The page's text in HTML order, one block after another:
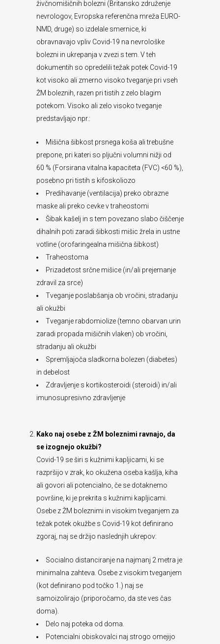
živčnomišičnih bolezni (Britansko združenje
nevrologov, Evropska referenčna mreža EURO-
NMD, druge) so izdelale smernice, ki
obravnavajo vpliv Covid-19 na nevrološke
bolezni in ukrepanja v zvezi s tem. V teh
dokumentih so opredelili težak potek Covid-19
kot visoko ali zmerno visoko tveganje pri vseh
ŽM boleznih, razen pri tistih z zelo blagim
potekom. Visoko ali zelo visoko tveganje
predstavljajo npr.:
Mišična šibkost prsnega koša ali trebušne
prepone, pri kateri so pljučni volumni nižji od
60 % (Forsirana vitalna kapaciteta (FVC) <60 %),
posebno pri tistih s kifoskoliozo
Predihavanje (ventilacija) preko obrazne
maske ali preko cevke v traheostomi
Šibak kašelj in s tem povezano slabo čiščenje
dihalnih poti zaradi šibkosti mišic žrela in ustne
votline (orofaringealna mišična šibkost)
Traheostoma
Prizadetost srčne mišice (in/ali prejemanje
zdravil za srce)
Tveganje poslabšanja ob vročini, stradanju
ali okužbi
Tveganje rabdomiolize (temno obarvan urin
zaradi propada mišičnih vlaken) ob vročini,
stradanju ali okužbi
Spremljajoča sladkorna bolezen (diabetes)
in debelost
Zdravljenje s kortikosteroidi (steroidi) in/ali
imunosupresivno zdravljenje
Kako naj osebe z ŽM boleznimi ravnajo, da
se izognejo okužbi?
Covid-19 se širi s kužnimi kapljicami, ki se
razpršijo v zrak, ko okužena oseba kašlja, kiha
ali govori ali potencialno, če se dotaknemo
površine, ki je prekrita s kužnimi kapljicami.
Osebe z ŽM boleznimi in visokim tveganjem za
težak potek okužbe s Covid-19 kot definirano
zgoraj, naj se držijo naslednjih ukrepov:
Socialno distanciranje na najmanj 2 metra je
minimalna zahteva. Osebe z visokim tveganjem
(kot definirano pod točko 1.) naj se
samoizolirajo (priporočamo, da ste ves čas
doma).
Delo naj poteka od doma.
Potencialni obiskovalci naj strogo omejijo